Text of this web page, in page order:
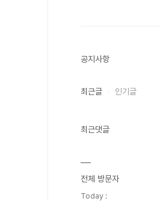
공지사항
최근글 인기글
최근댓글
전체 방문자
Today :